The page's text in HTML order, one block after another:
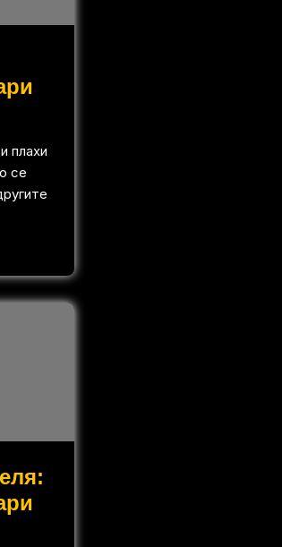
плахи
се